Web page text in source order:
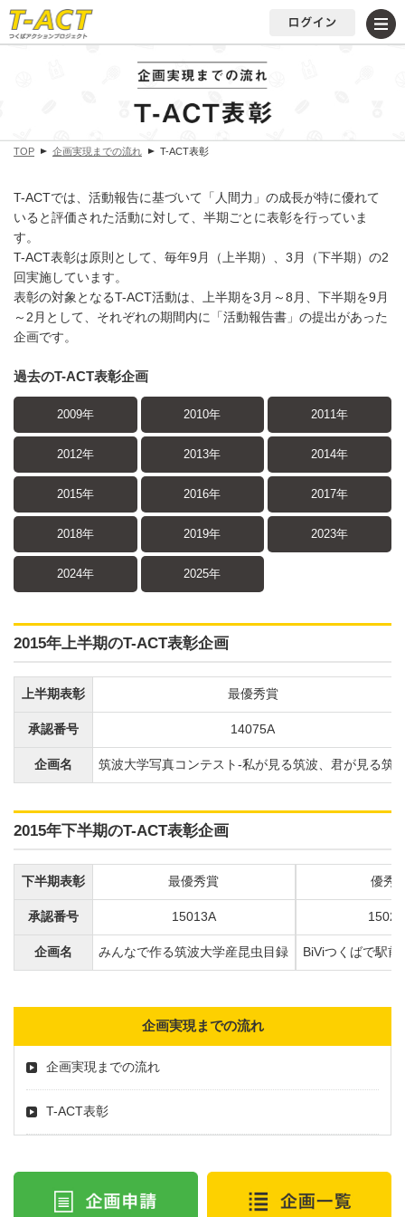
TOP 企画実現までの流れ T-ACT表彰
T-ACTでは、活動報告に基づいて「人間力」の成長が特に優れて
いると評価された活動に対して、半期ごとに表彰を行っていま
す。
T-ACT表彰は原則として、毎年9月（上半期）、3月（下半期）の2
回実施しています。
表彰の対象となるT-ACT活動は、上半期を3月～8月、下半期を9月
～2月として、それぞれの期間内に「活動報告書」の提出があった
企画です。
過去のT-ACT表彰企画
2009年 2010年 2011年
2012年 2013年 2014年
2015年 2016年 2017年
2018年 2019年 2023年
2024年 2025年
2015年上半期のT-ACT表彰企画
上半期表彰
承認番号
企画名
最優秀賞
14075A
筑波大学写真コンテスト-私が見る筑波、君が見る筑
2015年下半期のT-ACT表彰企画
下半期表彰
承認番号
企画名
最優秀賞
15013A
みんなで作る筑波大学産昆虫目録
優秀
BiViつくばで駅
企画実現までの流れ
企画実現までの流れ
T-ACT表彰